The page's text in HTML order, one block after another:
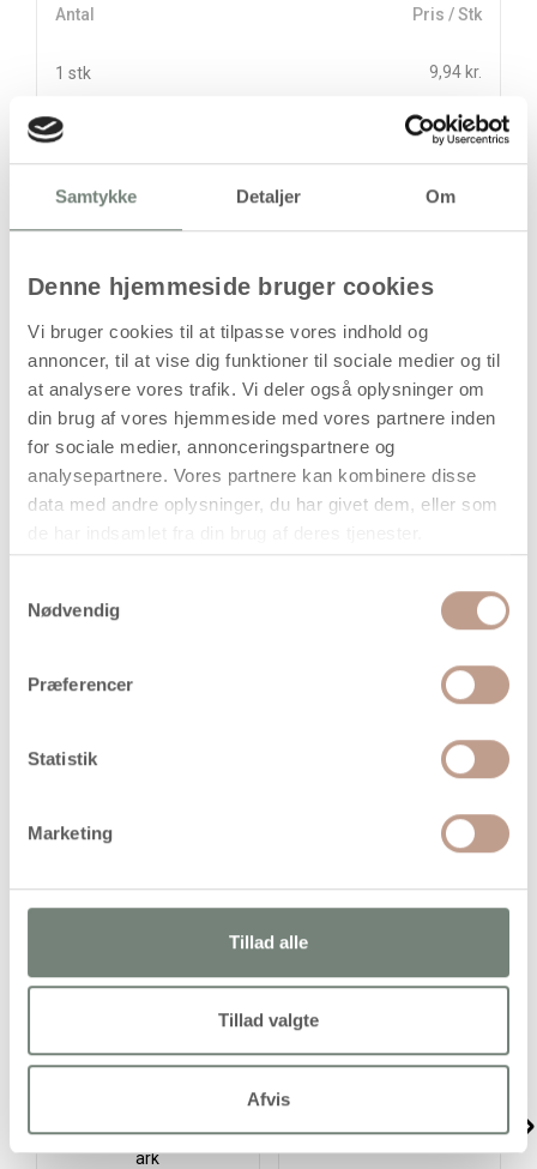
Samtykke Detaljer Om
Denne hjemmeside bruger cookies
Vi bruger cookies til at tilpasse vores indhold og
annoncer, til at vise dig funktioner til sociale medier og til
at analysere vores trafik. Vi deler også oplysninger om
din brug af vores hjemmeside med vores partnere inden
for sociale medier, annonceringspartnere og
analysepartnere. Vores partnere kan kombinere disse
data med andre oplysninger, du har givet dem, eller som
Nødvendig
Præferencer
Statistik
Marketing
Tillad alle
Tillad valgte
Afvis
Antal Pris / Stk
1 stk 9,94 kr.
9,94kr.
Læg i kurven
når vi har bekræftet din ordre.
Handelsbetingelser
10x23 cm, ca. 16 stk., 1
ark
ark 15x16,5 cm, 1 ark